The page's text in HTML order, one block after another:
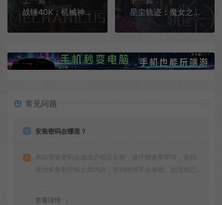
战锤40K：机械神教2 / Warhammer 40,000 Mechanicus II 快节奏策略游戏
星尘轨迹：魔女之愿 / STARDUST Wish of Witch 像素风策略RPG游戏
常见问题
安装密码在哪里？
本站安装密码在游戏介绍页右侧，请仔细查看即可，密码
请勿多复制空格之类内容，密码绝对不会放错。如游戏已
查看详情